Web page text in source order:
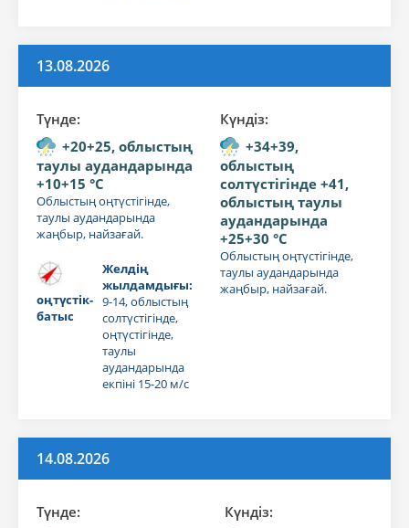
13.08.2026
Түнде:
+20+25, облыстың
таулы аудандарында
+10+15 °C
Облыстың оңтүстігінде,
таулы аудандарында
жаңбыр, найзағай.
оңтүстік-
батыс
Желдің
жылдамдығы:
9-14, облыстың
солтүстігінде,
оңтүстігінде,
таулы
аудандарында
екпіні 15-20 м/с
Күндiз:
+34+39,
облыстың
солтүстігінде +41,
облыстың таулы
аудандарында
+25+30 °C
Облыстың оңтүстігінде,
таулы аудандарында
жаңбыр, найзағай.
14.08.2026
Түнде:
Күндiз: